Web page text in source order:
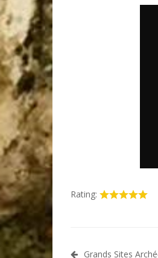
Rating:
Grands Sites